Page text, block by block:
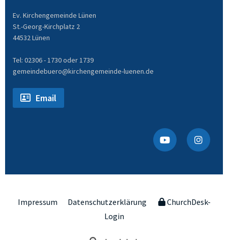
Ev. Kirchengemeinde Lünen
St.-Georg-Kirchplatz 2
44532 Lünen
Tel: 02306 - 1730 oder 1739
gemeindebuero@kirchengemeinde-luenen.de
Email
Impressum Datenschutzerklärung
ChurchDesk-
Login